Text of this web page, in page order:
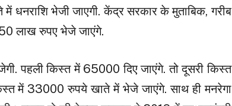
धनराशि भेजी जाएगी. केंद्र सरकार के मुताबिक, गरीब
लाख रुपए भेजे जाएंगे.
पहली किस्त में 65000 दिए जाएंगे. तो दूसरी किस्त
में 33000 रुपये खाते में भेजे जाएंगे. साथ ही मनरेगा